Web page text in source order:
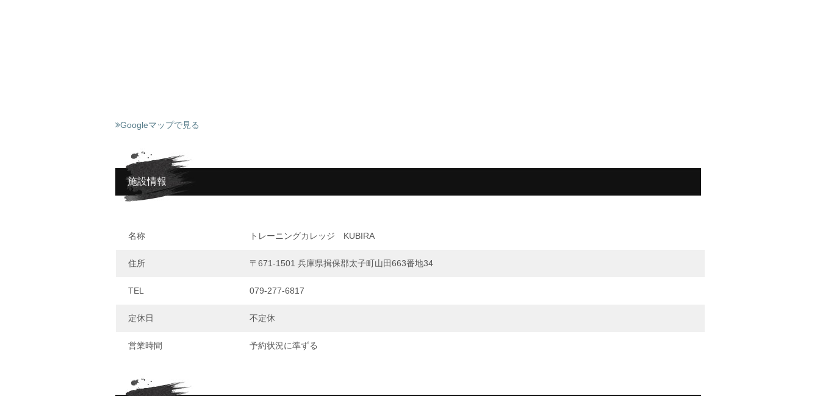
Googleマップで見る
施設情報
名称 トレーニングカレッジ KUBIRA
住所 〒671-1501 兵庫県揖保郡太子町山田663番地34
TEL 079-277-6817
定休日 不定休
営業時間 予約状況に準ずる